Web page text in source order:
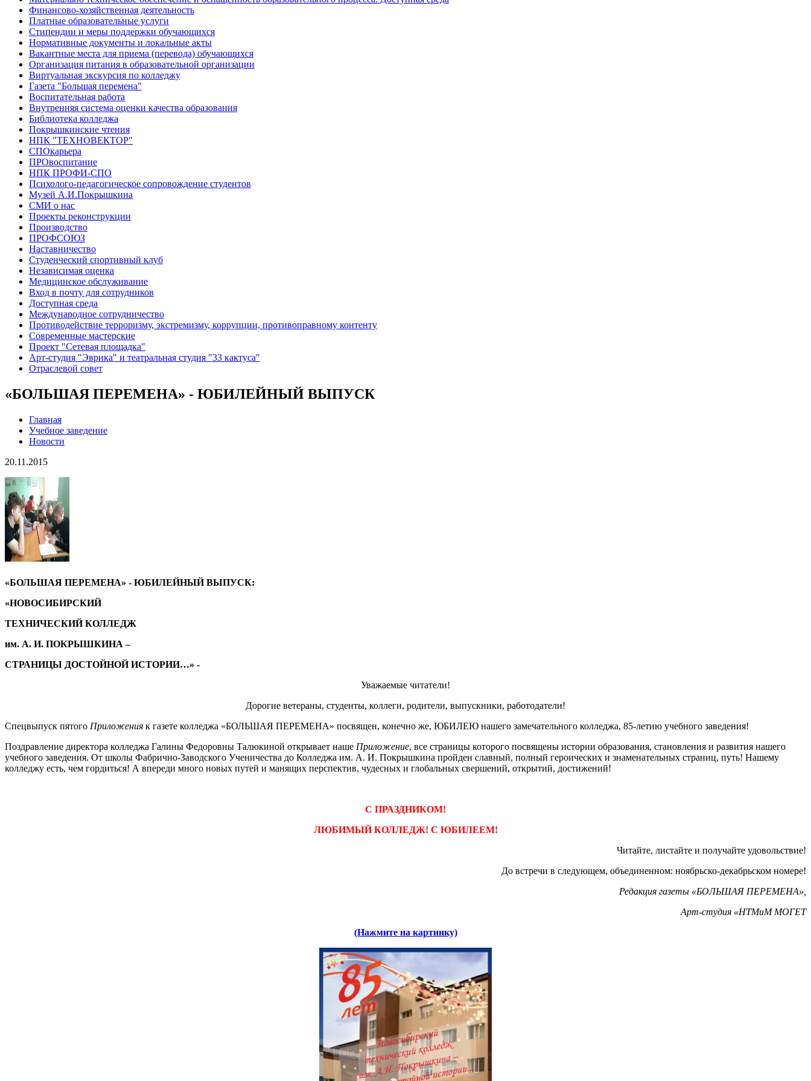
Финансово-хозяйственная деятельность
Платные образовательные услуги
Стипендии и меры поддержки обучающихся
Нормативные документы и локальные акты
Вакантные места для приема (перевода) обучающихся
Организация питания в образовательной организации
Виртуальная экскурсия по колледжу
Газета "Большая перемена"
Воспитательная работа
Внутренняя система оценки качества образования
Библиотека колледжа
Покрышкинские чтения
НПК "ТЕХНОВЕКТОР"
СПОкарьера
ПРОвоспитание
НПК ПРОФИ-СПО
Психолого-педагогическое сопровождение студентов
Музей А.И.Покрышкина
СМИ о нас
Проекты реконструкции
Производство
ПРОФСОЮЗ
Наставничество
Студенческий спортивный клуб
Независимая оценка
Медицинское обслуживание
Вход в почту для сотрудников
Доступная среда
Международное сотрудничество
Противодействие терроризму, экстремизму, коррупции, противоправному контенту
Современные мастерские
Проект "Сетевая площадка"
Арт-студия "Эврика" и театральная студия "33 кактуса"
Отраслевой совет
«БОЛЬШАЯ ПЕРЕМЕНА» - ЮБИЛЕЙНЫЙ ВЫПУСК
Главная
Учебное заведение
Новости
20.11.2015
«БОЛЬШАЯ ПЕРЕМЕНА» - ЮБИЛЕЙНЫЙ ВЫПУСК:
«НОВОСИБИРСКИЙ
ТЕХНИЧЕСКИЙ КОЛЛЕДЖ
им. А. И. ПОКРЫШКИНА –
СТРАНИЦЫ ДОСТОЙНОЙ ИСТОРИИ…» -
Уважаемые читатели!
Дорогие ветераны, студенты, коллеги, родители, выпускники, работодатели!
Спецвыпуск пятого Приложения к газете колледжа «БОЛЬШАЯ ПЕРЕМЕНА» посвящен, конечно же, ЮБИЛЕЮ нашего замечательного колледжа, 85-летию учебного заведения!
Поздравление директора колледжа Галины Федоровны Талюкиной открывает наше Приложение, все страницы которого посвящены истории образования, становления и развития нашего
учебного заведения. От школы Фабрично-Заводского Ученичества до Колледжа им. А. И. Покрышкина пройден славный, полный героических и знаменательных страниц, путь! Нашему
колледжу есть, чем гордиться! А впереди много новых путей и манящих перспектив, чудесных и глобальных свершений, открытий, достижений!
С ПРАЗДНИКОМ!
ЛЮБИМЫЙ КОЛЛЕДЖ! С ЮБИЛЕЕМ!
Читайте, листайте и получайте удовольствие!
До встречи в следующем, объединенном: ноябрьско-декабрьском номере!
Редакция газеты «БОЛЬШАЯ ПЕРЕМЕНА»,
Арт-студия «НТМиМ МОГЕТ
(Нажмите на картинку)